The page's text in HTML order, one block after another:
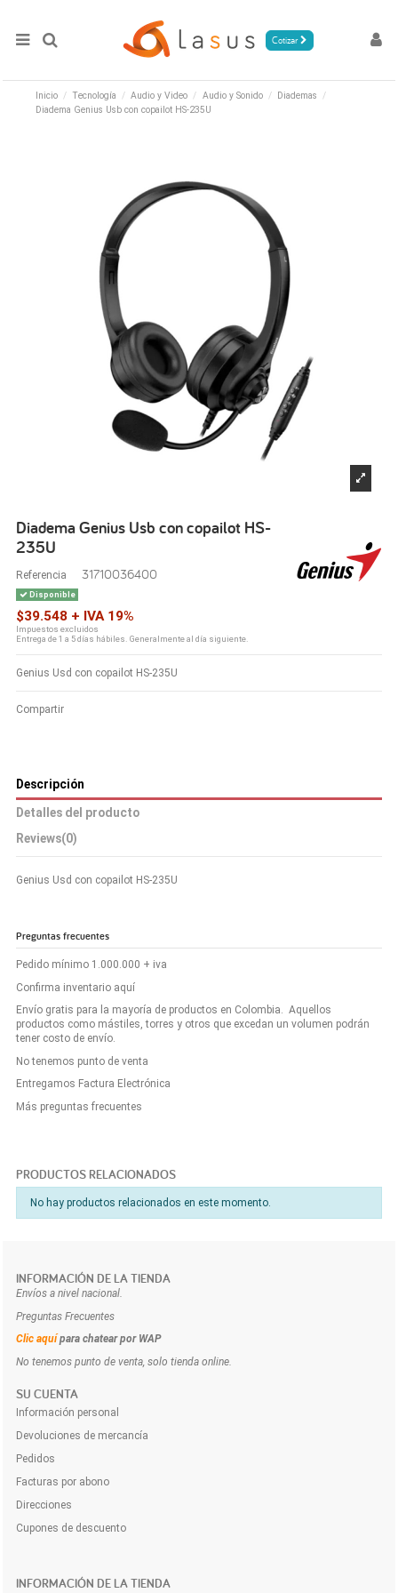
Cotizar
Inicio Tecnología Audio y Video Audio y Sonido
Diademas
Diadema Genius Usb con copailot HS-235U
Diadema Genius Usb con copailot HS-
235U
Referencia 31710036400
Disponible
$39.548 + IVA 19%
Impuestos excluidos
Entrega de 1 a 5 días hábiles. Generalmente al día siguiente.
Genius Usd con copailot HS-235U
Compartir
Descripción
Detalles del producto
Reviews(0)
Genius Usd con copailot HS-235U
Preguntas frecuentes
Pedido mínimo 1.000.000 + iva
Confirma inventario aquí
Envío gratis para la mayoría de productos en Colombia. Aquellos
productos como mástiles, torres y otros que excedan un volumen podrán
tener costo de envío.
No tenemos punto de venta
Entregamos Factura Electrónica
Más preguntas frecuentes
PRODUCTOS RELACIONADOS
No hay productos relacionados en este momento.
INFORMACIÓN DE LA TIENDA
Envíos a nivel nacional.
Preguntas Frecuentes
Clic aquí para chatear por WAP
No tenemos punto de venta, solo tienda online.
INFORMACIÓN DE LA TIENDA
SU CUENTA
Información personal
Devoluciones de mercancía
Pedidos
Facturas por abono
Direcciones
Cupones de descuento